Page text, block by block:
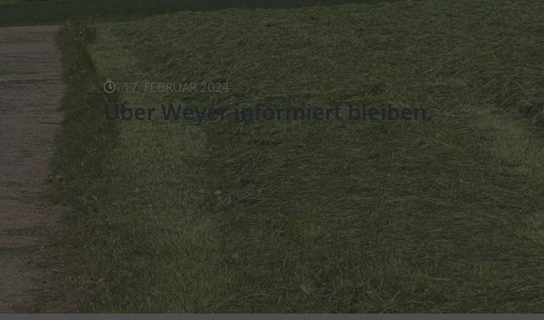
17. FEBRUAR 2024
Über Weyer informiert bleiben.
Immer bestens informiert – alles
Seit vielen Jahren informieren wir die Bürger von Weyer über die
Geschichte unseres schönen Ortes. Im Jahr 2024 haben wir unser
der Dorfgemeinschaft.
Ob über unsere Website, Social Media oder neuerdings WhatsApp – wir
Laufenden zu bleiben.